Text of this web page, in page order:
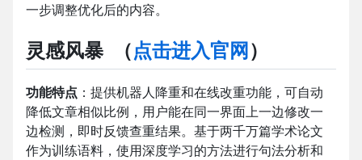
一步调整优化后的内容。
灵感风暴（点击进入官网 ）
功能特点 ：提供机器人降重和在线改重功能，可自动
降低文章相似比例，用户能在同一界面上一边修改一
边检测，即时反馈查重结果。基于两千万篇学术论文
作为训练语料，使用深度学习的方法进行句法分析和